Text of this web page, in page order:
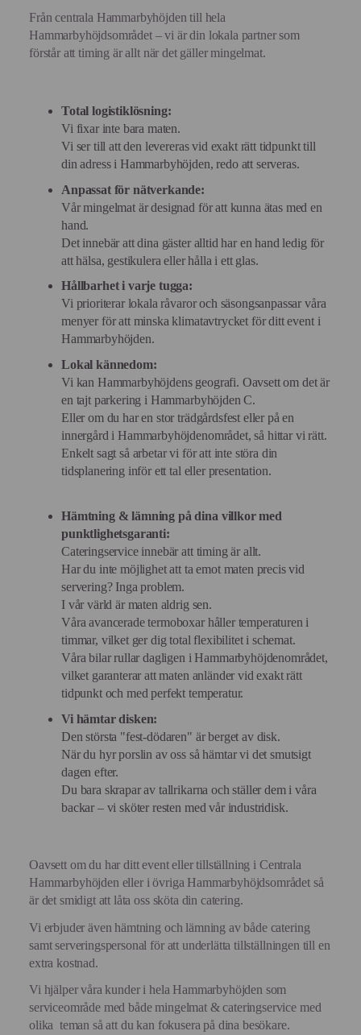
Från centrala Hammarbyhöjden till hela
Hammarbyhöjdsområdet – vi är din lokala partner som
förstår att timing är allt när det gäller mingelmat.
Total logistiklösning:
Vi fixar inte bara maten.
Vi ser till att den levereras vid exakt rätt tidpunkt till
din adress i Hammarbyhöjden, redo att serveras.
Anpassat för nätverkande:
Vår mingelmat är designad för att kunna ätas med en
hand.
Det innebär att dina gäster alltid har en hand ledig för
att hälsa, gestikulera eller hålla i ett glas.
Hållbarhet i varje tugga:
Vi prioriterar lokala råvaror och säsongsanpassar våra
menyer för att minska klimatavtrycket för ditt event i
Hammarbyhöjden.
Lokal kännedom:
Vi kan Hammarbyhöjdens geografi. Oavsett om det är
en tajt parkering i Hammarbyhöjden C.
Eller om du har en stor trädgårdsfest eller på en
innergård i Hammarbyhöjdenområdet, så hittar vi rätt.
Enkelt sagt så arbetar vi för att inte störa din
tidsplanering inför ett tal eller presentation.
Hämtning & lämning på dina villkor med
punktlighetsgaranti:
Cateringservice innebär att timing är allt.
Har du inte möjlighet att ta emot maten precis vid
servering? Inga problem.
I vår värld är maten aldrig sen.
Våra avancerade termoboxar håller temperaturen i
timmar, vilket ger dig total flexibilitet i schemat.
Våra bilar rullar dagligen i Hammarbyhöjdenområdet,
vilket garanterar att maten anländer vid exakt rätt
tidpunkt och med perfekt temperatur.
Vi hämtar disken:
Den största "fest-dödaren" är berget av disk.
När du hyr porslin av oss så hämtar vi det smutsigt
dagen efter.
Du bara skrapar av tallrikarna och ställer dem i våra
backar – vi sköter resten med vår industridisk.
Oavsett om du har ditt event eller tillställning i Centrala
Hammarbyhöjden eller i övriga Hammarbyhöjdsområdet så
är det smidigt att låta oss sköta din catering.
Vi erbjuder även hämtning och lämning av både catering
samt serveringspersonal för att underlätta tillställningen till en
extra kostnad.
Vi hjälper våra kunder i hela Hammarbyhöjden som
serviceområde med både mingelmat & cateringservice med
olika teman så att du kan fokusera på dina besökare.